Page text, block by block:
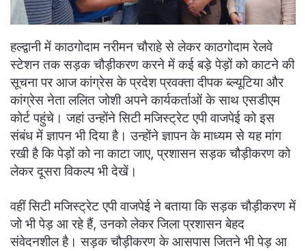
हल्द्वानी में काठगोदाम नरीमन चौराहे से लेकर काठगोदाम रेलवे
स्टेशन तक सड़क चौड़ीकरण करने में कई बड़े पेड़ों को काटने की
सूचना पर आज कांग्रेस के प्रदेश प्रवक्ता दीपक ब्ल्यूटिया और
कांग्रेस नेता ललित जोशी अपने कार्यकर्ताओं के साथ एसडीएम
कोर्ट पहुंचे। जहां उन्होंने सिटी मजिस्ट्रेट एपी वाजपेई को इस
संबंध में ज्ञापन भी दिया है। उन्होंने ज्ञापन के माध्यम से यह मांग
रखी है कि पेड़ों को ना काटा जाए, प्रशासन सड़क चौड़ीकरण को
लेकर दूसरा विकल्प भी देखें।
वहीं सिटी मजिस्ट्रेट एपी वाजपेई ने बताया कि सड़क चौड़ीकरण में
जो भी पेड़ आ रहे हैं, उनको लेकर जिला प्रशासन बेहद
संवेदनशील है। सड़क चौड़ीकरण के आसपास जितने भी पेड़ आ